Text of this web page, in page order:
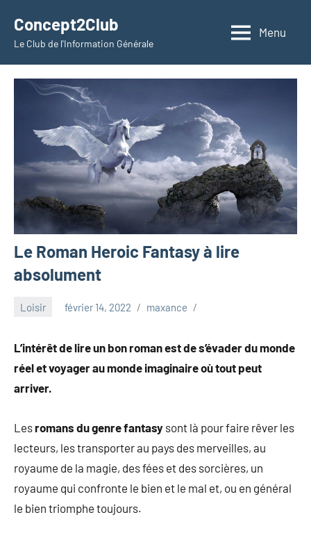
contenu
Concept2Club
Le Club de l'Information Générale
Menu
Le Roman Heroic Fantasy à lire
absolument
Loisir février 14, 2022 maxance
L’intérêt de lire un bon roman est de s’évader du monde
réel et voyager au monde imaginaire où tout peut
arriver.
Lesromans du genre fantasy sont là pour faire rêver les
lecteurs, les transporter au pays des merveilles, au
royaume de la magie, des fées et des sorcières, un
royaume qui confronte le bien et le mal et, ou en général
le bien triomphe toujours.